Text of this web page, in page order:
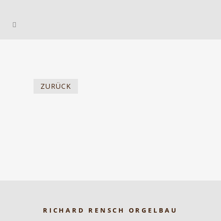
ZURÜCK
RICHARD RENSCH ORGELBAU